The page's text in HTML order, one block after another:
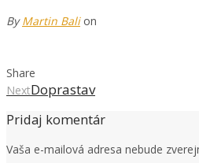
ByMartin Bali on
Share
NextDoprastav
Pridaj komentár
Vaša e-mailová adresa nebude